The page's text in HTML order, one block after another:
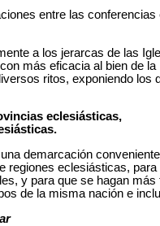
entre las
a los jerarcas de las
más eficacia al bien de
ritos, exponiendo
eclesiásticas,
demarcación
regiones eclesiásticas,
y para que se hagan
de la misma nación e